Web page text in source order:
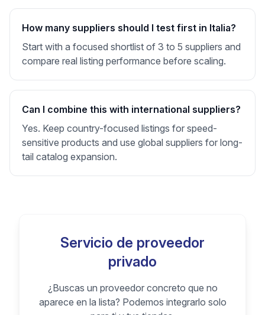
How many suppliers should I test first in Italia?
Start with a focused shortlist of 3 to 5 suppliers and
compare real listing performance before scaling.
Can I combine this with international suppliers?
Yes. Keep country-focused listings for speed-
sensitive products and use global suppliers for long-
tail catalog expansion.
Servicio de proveedor
privado
¿Buscas un proveedor concreto que no
aparece en la lista? Podemos integrarlo solo